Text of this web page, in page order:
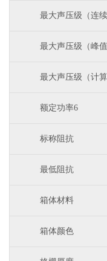
最大声压级（连
最大声压级（峰
最大声压级（计
额定功率6
标称阻抗
最低阻抗
箱体材料
箱体颜色